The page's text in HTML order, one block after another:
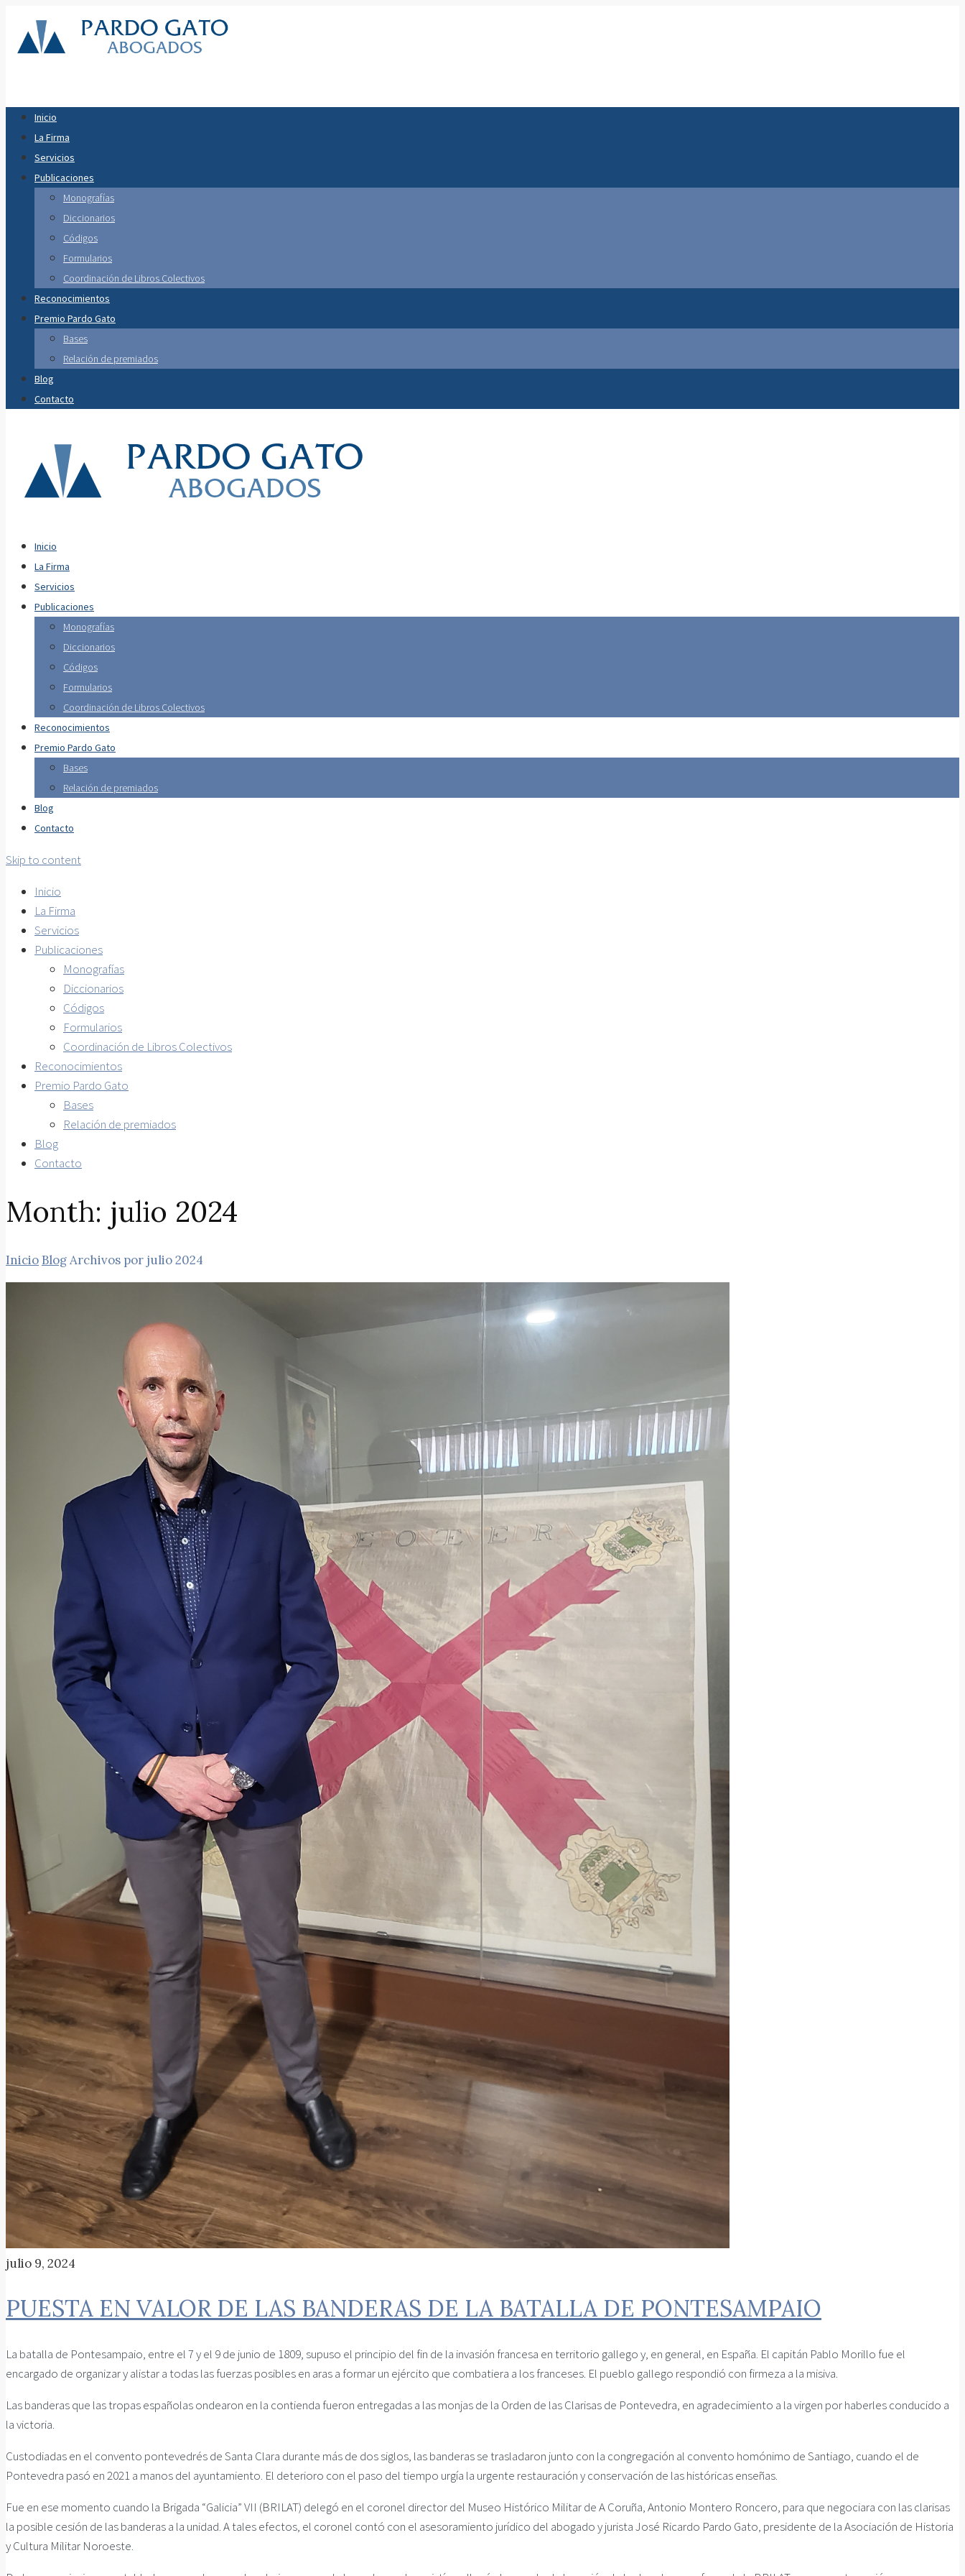
Inicio
La Firma
Servicios
Publicaciones
Monografías
Diccionarios
Códigos
Formularios
Coordinación de Libros Colectivos
Reconocimientos
Premio Pardo Gato
Bases
Relación de premiados
Blog
Contacto
Inicio
La Firma
Servicios
Publicaciones
Monografías
Diccionarios
Códigos
Formularios
Coordinación de Libros Colectivos
Reconocimientos
Premio Pardo Gato
Bases
Relación de premiados
Blog
Contacto
Skip to content
Inicio
La Firma
Servicios
Publicaciones
Monografías
Diccionarios
Códigos
Formularios
Coordinación de Libros Colectivos
Reconocimientos
Premio Pardo Gato
Bases
Relación de premiados
Blog
Contacto
Month: julio 2024
Inicio BlogArchivos por julio 2024
julio 9, 2024
PUESTA EN VALOR DE LAS BANDERAS DE LA BATALLA DE PONTESAMPAIO
La batalla de Pontesampaio, entre el 7 y el 9 de junio de 1809, supuso el principio del fin de la invasión francesa en territorio gallego y, en general, en España. El capitán Pablo Morillo fue el
encargado de organizar y alistar a todas las fuerzas posibles en aras a formar un ejército que combatiera a los franceses. El pueblo gallego respondió con firmeza a la misiva.
Las banderas que las tropas españolas ondearon en la contienda fueron entregadas a las monjas de la Orden de las Clarisas de Pontevedra, en agradecimiento a la virgen por haberles conducido a
la victoria.
Custodiadas en el convento pontevedrés de Santa Clara durante más de dos siglos, las banderas se trasladaron junto con la congregación al convento homónimo de Santiago, cuando el de
Pontevedra pasó en 2021 a manos del ayuntamiento. El deterioro con el paso del tiempo urgía la urgente restauración y conservación de las históricas enseñas.
Fue en ese momento cuando la Brigada “Galicia” VII (BRILAT) delegó en el coronel director del Museo Histórico Militar de A Coruña, Antonio Montero Roncero, para que negociara con las clarisas
la posible cesión de las banderas a la unidad. A tales efectos, el coronel contó con el asesoramiento jurídico del abogado y jurista José Ricardo Pardo Gato, presidente de la Asociación de Historia
y Cultura Militar Noroeste.